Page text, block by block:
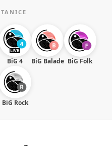
BiG 4 BiG Balade BiG Folk
BiG Rock